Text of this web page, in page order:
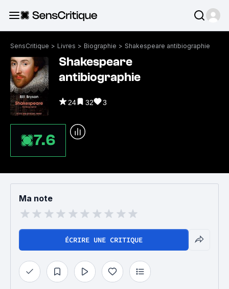
SensCritique > Livres > Biographie > Shakespeare antibiographie
Shakespeare
antibiographie
24 32 3
7.6
Ma note
ÉCRIRE UNE CRITIQUE